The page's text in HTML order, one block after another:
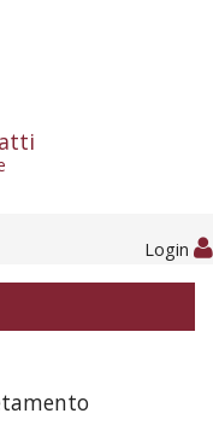
Login